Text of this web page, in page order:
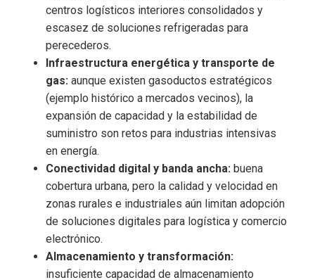
centros logísticos interiores consolidados y
escasez de soluciones refrigeradas para
perecederos.
Infraestructura energética y transporte de
gas: aunque existen gasoductos estratégicos
(ejemplo histórico a mercados vecinos), la
expansión de capacidad y la estabilidad de
suministro son retos para industrias intensivas
en energía.
Conectividad digital y banda ancha: buena
cobertura urbana, pero la calidad y velocidad en
zonas rurales e industriales aún limitan adopción
de soluciones digitales para logística y comercio
electrónico.
Almacenamiento y transformación:
insuficiente capacidad de almacenamiento